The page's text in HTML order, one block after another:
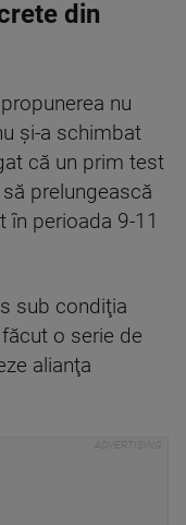
din
nu
şi-a schimbat
că un prim test
prelungească
în perioada 9-11
sub condiţia
o serie de
alianţa